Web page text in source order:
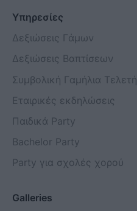
Υπηρεσίες
Δεξιώσεις Γάμων
Δεξιώσεις Βαπτίσεων
Συμβολική Γαμήλια Τελετή
Εταιρικές εκδηλώσεις
Παιδικά Party
Bachelor Party
Party για σχολές χορού
Galleries